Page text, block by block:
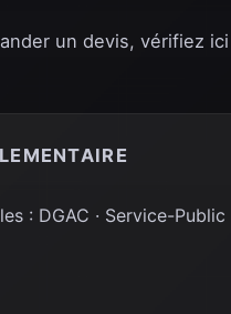
un devis, vérifiez
: DGAC · Service-